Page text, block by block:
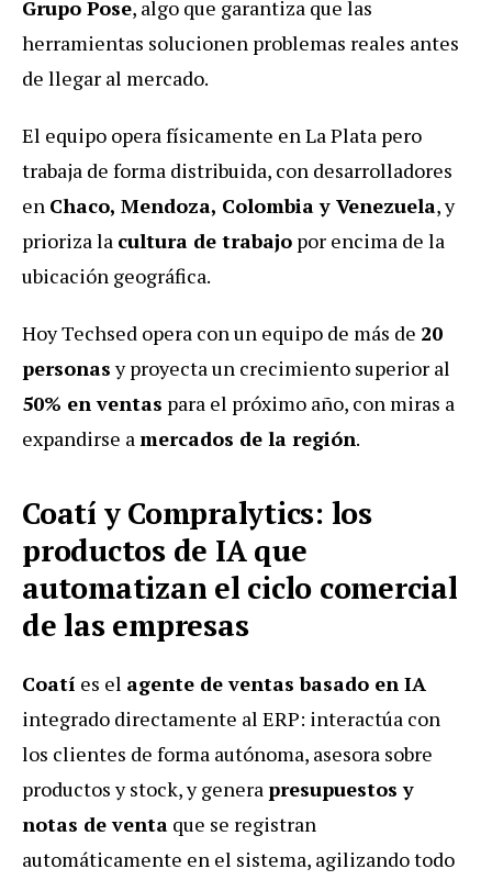
Grupo Pose, algo que garantiza que las
herramientas solucionen problemas reales antes
de llegar al mercado.
El equipo opera físicamente en La Plata pero
trabaja de forma distribuida, con desarrolladores
en Chaco, Mendoza, Colombia y Venezuela, y
prioriza la cultura de trabajo por encima de la
ubicación geográfica.
Hoy Techsed opera con un equipo de más de 20
personasy proyecta un crecimiento superior al
50% en ventas para el próximo año, con miras a
expandirse amercados de la región.
Coatí y Compralytics: los
productos de IA que
automatizan el ciclo comercial
de las empresas
Coatí es el agente de ventas basado en IA
integrado directamente al ERP: interactúa con
los clientes de forma autónoma, asesora sobre
productos y stock, y generapresupuestos y
notas de venta que se registran
automáticamente en el sistema, agilizando todo